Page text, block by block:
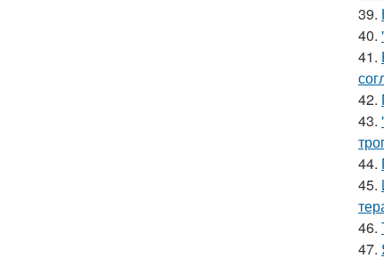
39.
40.
41.
42.
43.
44.
45.
46.
47.